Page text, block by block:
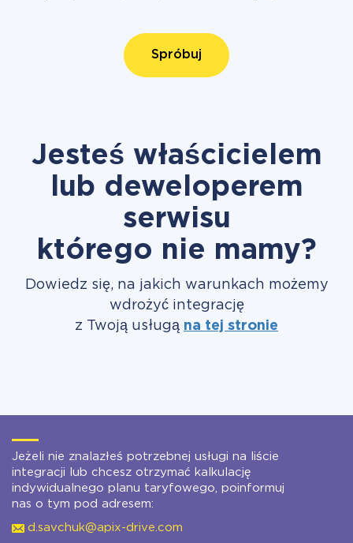
Spróbuj
Jesteś właścicielem
lub deweloperem
serwisu
którego nie mamy?
Dowiedz się, na jakich warunkach możemy
wdrożyć integrację
z Twoją usługą na tej stronie
Jeżeli nie znalazłeś potrzebnej usługi na liście
integracji lub chcesz otrzymać kalkulację
indywidualnego planu taryfowego, poinformuj
nas o tym pod adresem:
d.savchuk@apix-drive.com